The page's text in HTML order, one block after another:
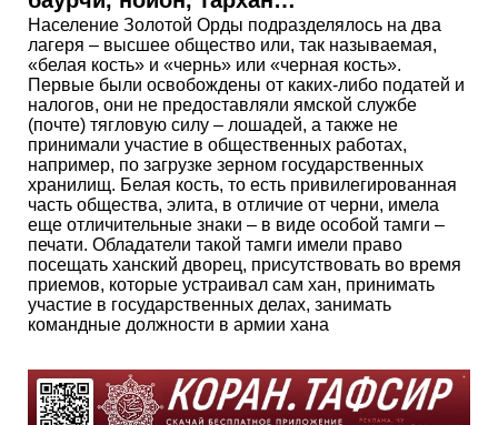
Население Золотой Орды подразделялось на два
лагеря – высшее общество или, так называемая,
«белая кость» и «чернь» или «черная кость».
Первые были освобождены от каких-либо податей и
налогов, они не предоставляли ямской службе
(почте) тягловую силу – лошадей, а также не
принимали участие в общественных работах,
например, по загрузке зерном государственных
хранилищ. Белая кость, то есть привилегированная
часть общества, элита, в отличие от черни, имела
еще отличительные знаки – в виде особой тамги –
печати. Обладатели такой тамги имели право
посещать ханский дворец, присутствовать во время
приемов, которые устраивал сам хан, принимать
участие в государственных делах, занимать
командные должности в армии хана